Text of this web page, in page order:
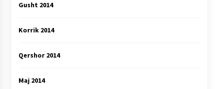
Gusht 2014
Korrik 2014
Qershor 2014
Maj 2014